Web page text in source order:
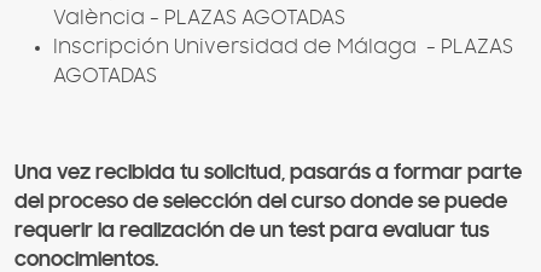
València - PLAZAS AGOTADAS
Inscripción Universidad de Málaga - PLAZAS
AGOTADAS
Una vez recibida tu solicitud, pasarás a formar parte
del proceso de selección del curso donde se puede
requerir la realización de un test para evaluar tus
conocimientos.